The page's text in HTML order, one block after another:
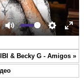
Mute Settings
& Becky G - Amigos »